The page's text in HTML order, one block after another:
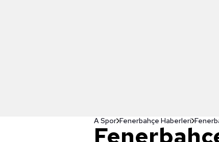
A Spor Fenerbahçe Haberleri